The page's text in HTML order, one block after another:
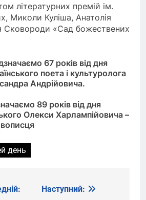
літературних премій ім.
Миколи Куліша, Анатолія
Сковороди «Сад божествених
67 років від дня
поета і культуролога
Андрійовича.
89 років від дня
Олекси Харлампійовича –
день
Наступний: